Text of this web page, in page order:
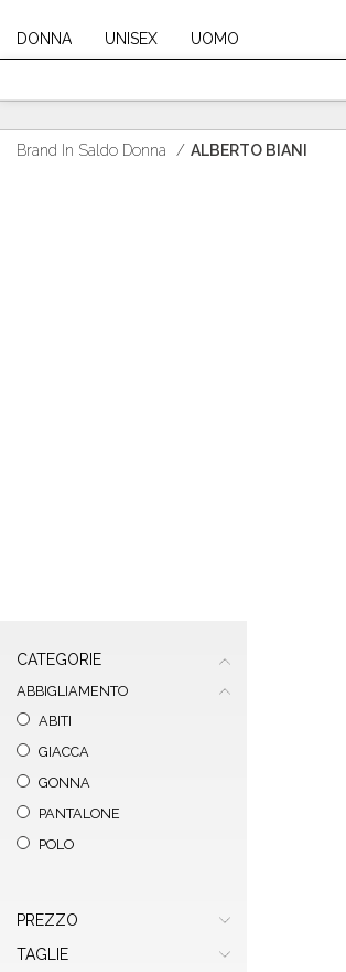
DONNA UNISEX UOMO
Brand In Saldo Donna / ALBERTO BIANI
CATEGORIE
ABBIGLIAMENTO
ABITI
GIACCA
GONNA
PANTALONE
POLO
PREZZO
TAGLIE